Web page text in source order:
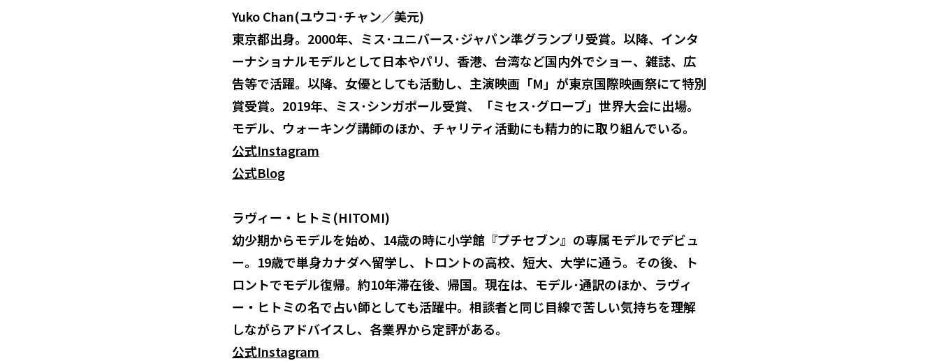
Yuko Chan(ユウコ･チャン／美元)
東京都出身。2000年、ミス･ユニバース･ジャパン準グランプリ受賞。以降、インタ
ーナショナルモデルとして日本やパリ、香港、台湾など国内外でショー、雑誌、広
告等で活躍。以降、女優としても活動し、主演映画「M」が東京国際映画祭にて特別
賞受賞。2019年、ミス･シンガポール受賞、「ミセス･グローブ」世界大会に出場。
モデル、ウォーキング講師のほか、チャリティ活動にも精力的に取り組んでいる。
公式Instagram
公式Blog
ラヴィー・ヒトミ(HITOMI)
幼少期からモデルを始め、14歳の時に小学館『プチセブン』の専属モデルでデビュ
ー。19歳で単身カナダへ留学し、トロントの高校、短大、大学に通う。その後、ト
ロントでモデル復帰。約10年滞在後、帰国。現在は、モデル･通訳のほか、ラヴィ
ー・ヒトミの名で占い師としても活躍中。相談者と同じ目線で苦しい気持ちを理解
しながらアドバイスし、各業界から定評がある。
公式Instagram